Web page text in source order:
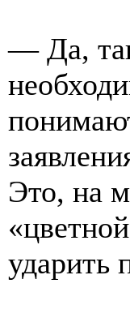
— Да,
Это, на
ударить